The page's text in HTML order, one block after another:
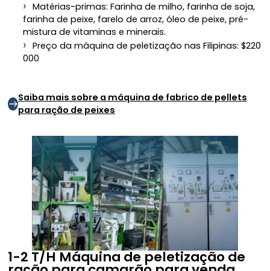
Matérias-primas: Farinha de milho, farinha de soja,
farinha de peixe, farelo de arroz, óleo de peixe, pré-
mistura de vitaminas e minerais.
Preço da máquina de peletização nas Filipinas: $220
000
Saiba mais sobre a máquina de fabrico de pellets
para ração de peixes
1-2 T/H Máquina de peletização de